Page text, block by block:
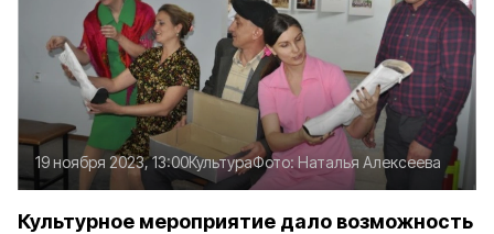
19 ноября 2023, 13:00КультураФото: Наталья Алексеева
Культурное мероприятие дало возможность